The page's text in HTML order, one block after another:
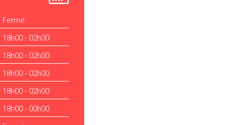
Fermé
18h00 - 02h00
18h00 - 02h00
18h00 - 02h00
18h00 - 02h00
18h00 - 00h00